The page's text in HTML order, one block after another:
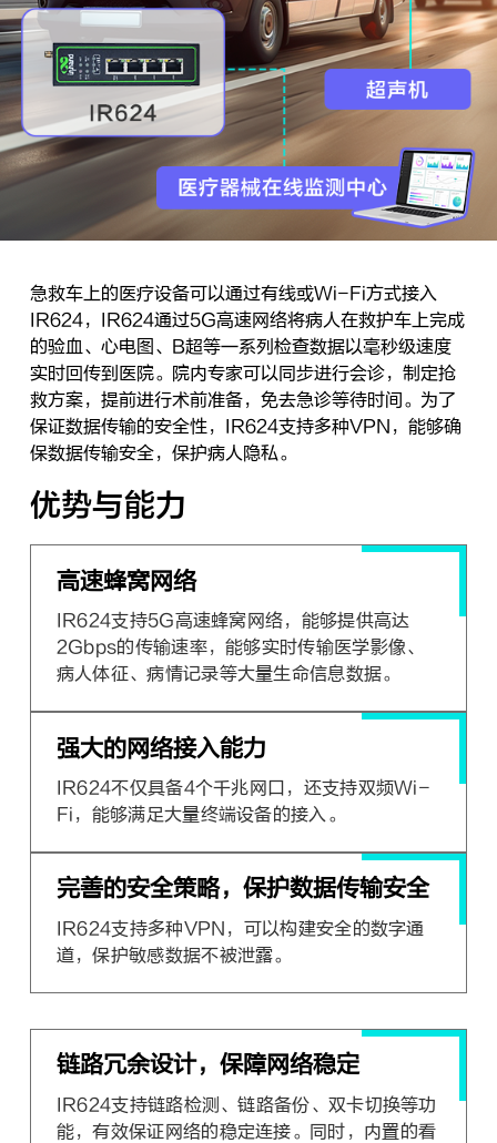
急救车上的医疗设备可以通过有线或Wi-Fi方式接入
IR624，IR624通过5G高速网络将病人在救护车上完成
的验血、心电图、B超等一系列检查数据以毫秒级速度
实时回传到医院。院内专家可以同步进行会诊，制定抢
救方案，提前进行术前准备，免去急诊等待时间。为了
保证数据传输的安全性，IR624支持多种VPN，能够确
保数据传输安全，保护病人隐私。
优势与能力
高速蜂窝网络
IR624支持5G高速蜂窝网络，能够提供高达
2Gbps的传输速率，能够实时传输医学影像、
病人体征、病情记录等大量生命信息数据。
强大的网络接入能力
IR624不仅具备4个千兆网口，还支持双频Wi-
Fi，能够满足大量终端设备的接入。
完善的安全策略，保护数据传输安全
IR624支持多种VPN，可以构建安全的数字通
道，保护敏感数据不被泄露。
链路冗余设计，保障网络稳定
IR624支持链路检测、链路备份、双卡切换等功
能，有效保证网络的稳定连接。同时，内置的看